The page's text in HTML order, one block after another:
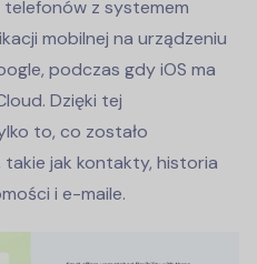
z systemem
mobilnej na urządzeniu
podczas gdy iOS ma
Dzięki tej
to, co zostało
takie jak kontakty, historia
i e-maile.